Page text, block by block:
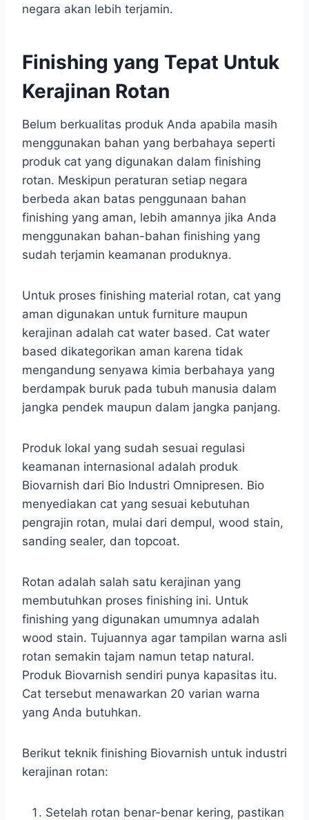
negara akan lebih terjamin.
Finishing yang Tepat Untuk
Kerajinan Rotan
Belum berkualitas produk Anda apabila masih
menggunakan bahan yang berbahaya seperti
produk cat yang digunakan dalam finishing
rotan. Meskipun peraturan setiap negara
berbeda akan batas penggunaan bahan
finishing yang aman, lebih amannya jika Anda
menggunakan bahan-bahan finishing yang
sudah terjamin keamanan produknya.
Untuk proses finishing material rotan, cat yang
aman digunakan untuk furniture maupun
kerajinan adalah cat water based. Cat water
based dikategorikan aman karena tidak
mengandung senyawa kimia berbahaya yang
berdampak buruk pada tubuh manusia dalam
jangka pendek maupun dalam jangka panjang.
Produk lokal yang sudah sesuai regulasi
keamanan internasional adalah produk
Biovarnish dari Bio Industri Omnipresen. Bio
menyediakan cat yang sesuai kebutuhan
pengrajin rotan, mulai dari dempul, wood stain,
sanding sealer, dan topcoat.
Rotan adalah salah satu kerajinan yang
membutuhkan proses finishing ini. Untuk
finishing yang digunakan umumnya adalah
wood stain. Tujuannya agar tampilan warna asli
rotan semakin tajam namun tetap natural.
Produk Biovarnish sendiri punya kapasitas itu.
Cat tersebut menawarkan 20 varian warna
yang Anda butuhkan.
Berikut teknik finishing Biovarnish untuk industri
kerajinan rotan:
Setelah rotan benar-benar kering, pastikan